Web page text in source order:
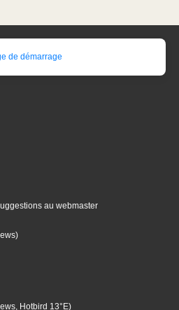
de démarrage
au webmaster
Hotbird 13°E)